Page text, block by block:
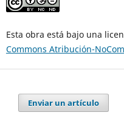
Esta obra está bajo una
Commons Atribución-
Enviar un artículo